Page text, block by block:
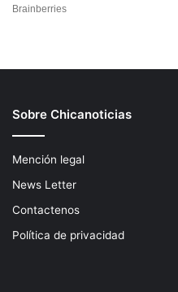
Sobre Chicanoticias
Mención legal
News Letter
Contactenos
Política de privacidad